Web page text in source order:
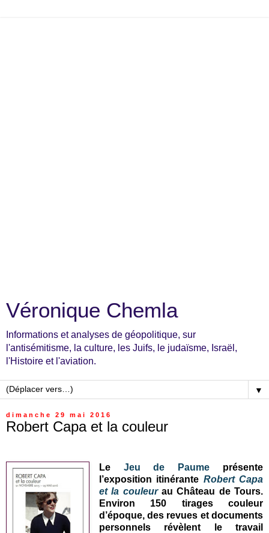
Véronique Chemla
Informations et analyses de géopolitique, sur
l'antisémitisme, la culture, les Juifs, le judaïsme, Israël,
l'Histoire et l'aviation.
▼
dimanche 29 mai 2016
Robert Capa et la couleur
Le Jeu de Paume présente
l’exposition itinérante Robert Capa
et la couleurau Château de Tours.
Environ 150 tirages couleur
d’époque, des revues et documents
personnels révèlent le travail